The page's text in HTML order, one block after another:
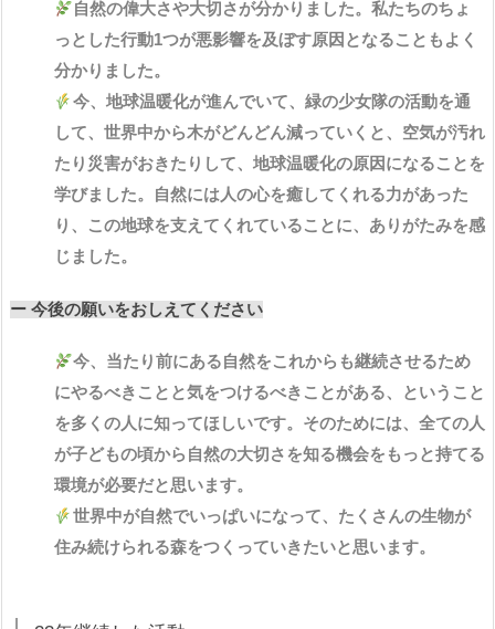
自然の偉大さや大切さが分かりました。私たちのちょ
っとした行動1つが悪影響を及ぼす原因となることもよく
分かりました。
今、地球温暖化が進んでいて、緑の少女隊の活動を通
して、世界中から木がどんどん減っていくと、空気が汚れ
たり災害がおきたりして、地球温暖化の原因になることを
学びました。自然には人の心を癒してくれる力があった
り、この地球を支えてくれていることに、ありがたみを感
じました。
ー 今後の願いをおしえてください
今、当たり前にある自然をこれからも継続させるため
にやるべきことと気をつけるべきことがある、ということ
を多くの人に知ってほしいです。そのためには、全ての人
が子どもの頃から自然の大切さを知る機会をもっと持てる
環境が必要だと思います。
世界中が自然でいっぱいになって、たくさんの生物が
住み続けられる森をつくっていきたいと思います。